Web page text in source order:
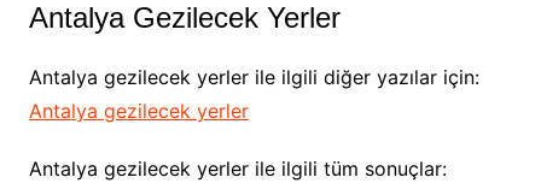
Antalya Gezilecek Yerler
Antalya gezilecek yerler ile ilgili diğer yazılar için:
Antalya gezilecek yerler
Antalya gezilecek yerler ile ilgili tüm sonuçlar: